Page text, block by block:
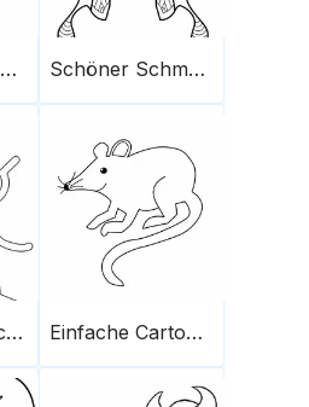
Tennessee Glühwürmchen Schöner Schmetterling
Einfacher Hirschkäfer Einfache Cartoon-Ratte